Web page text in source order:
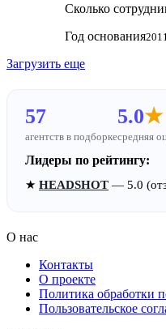
Сколько
Год основания2011
Загрузить еще
57
агентств в подборке
5.0★
средняя
Лидеры по рейтингу:
★ HEADSHOT — 5.0
О нас
Контакты
О проекте
Политика обработки
Пользовательское